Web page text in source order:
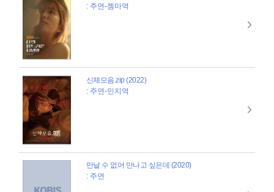
: 주연-젬마역
신체모음.zip (2022)
: 주연-민지역
만날 수 없어 만나고 싶은데 (2020)
: 주연